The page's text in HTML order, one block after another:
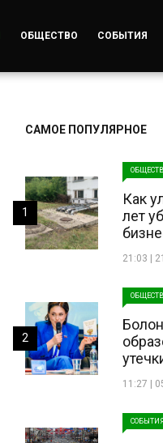
ОБЩЕСТВО СОБЫТИЯ
САМОЕ ПОПУЛЯРНОЕ
Как
лет
21:03 |
1
11:27 |
2
СОБЫТИЯ